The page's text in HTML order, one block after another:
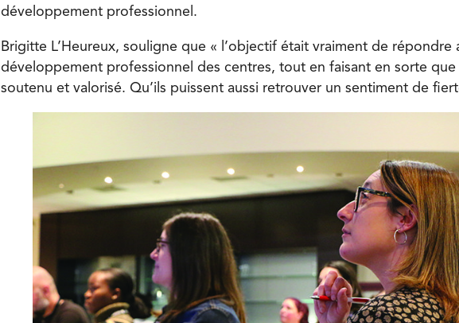
développement professionnel.
Brigitte L’Heureux, souligne que « l’objectif était vraiment de répondre
développement professionnel des centres, tout en faisant en sorte que
soutenu et valorisé. Qu’ils puissent aussi retrouver un sentiment de